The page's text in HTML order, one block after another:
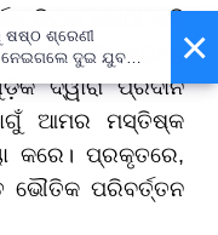
କିମ୍ବା କୋଠା ଭଳି
ଦେଖାଯାଏ,
ଦ୍ୱାରା ପ୍ରଦାନ
ଆମର ମସ୍ତିଷ୍କ
କରେ। ପ୍ରକୃତରେ,
ଭୌତିକ ପରିବର୍ତ୍ତନ
×
ଶ୍ରେଣୀ
ଦୁଇ ଯୁବକ,